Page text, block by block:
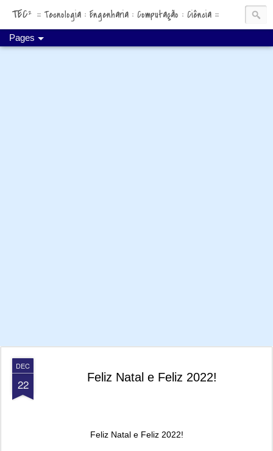
TEC² ::: Tecnologia : Engenharia : Computação : Ciência :::
Pages
DEC
22 Feliz Natal e Feliz 2022!
Feliz Natal e Feliz 2022!